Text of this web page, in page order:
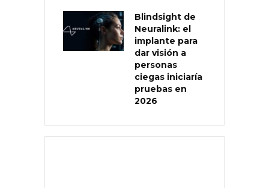
Blindsight de
Neuralink: el
implante para
dar visión a
personas
ciegas iniciaría
pruebas en
2026